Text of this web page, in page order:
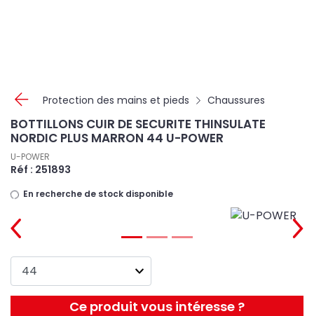
Protection des mains et pieds Chaussures
Ce produit vous intéresse ?
BOTTILLONS CUIR DE SECURITE THINSULATE
NORDIC PLUS MARRON 44 U-POWER
U-POWER
Réf : 251893
En recherche de stock disponible